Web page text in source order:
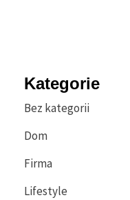
Kategorie
Bez kategorii
Dom
Firma
Lifestyle